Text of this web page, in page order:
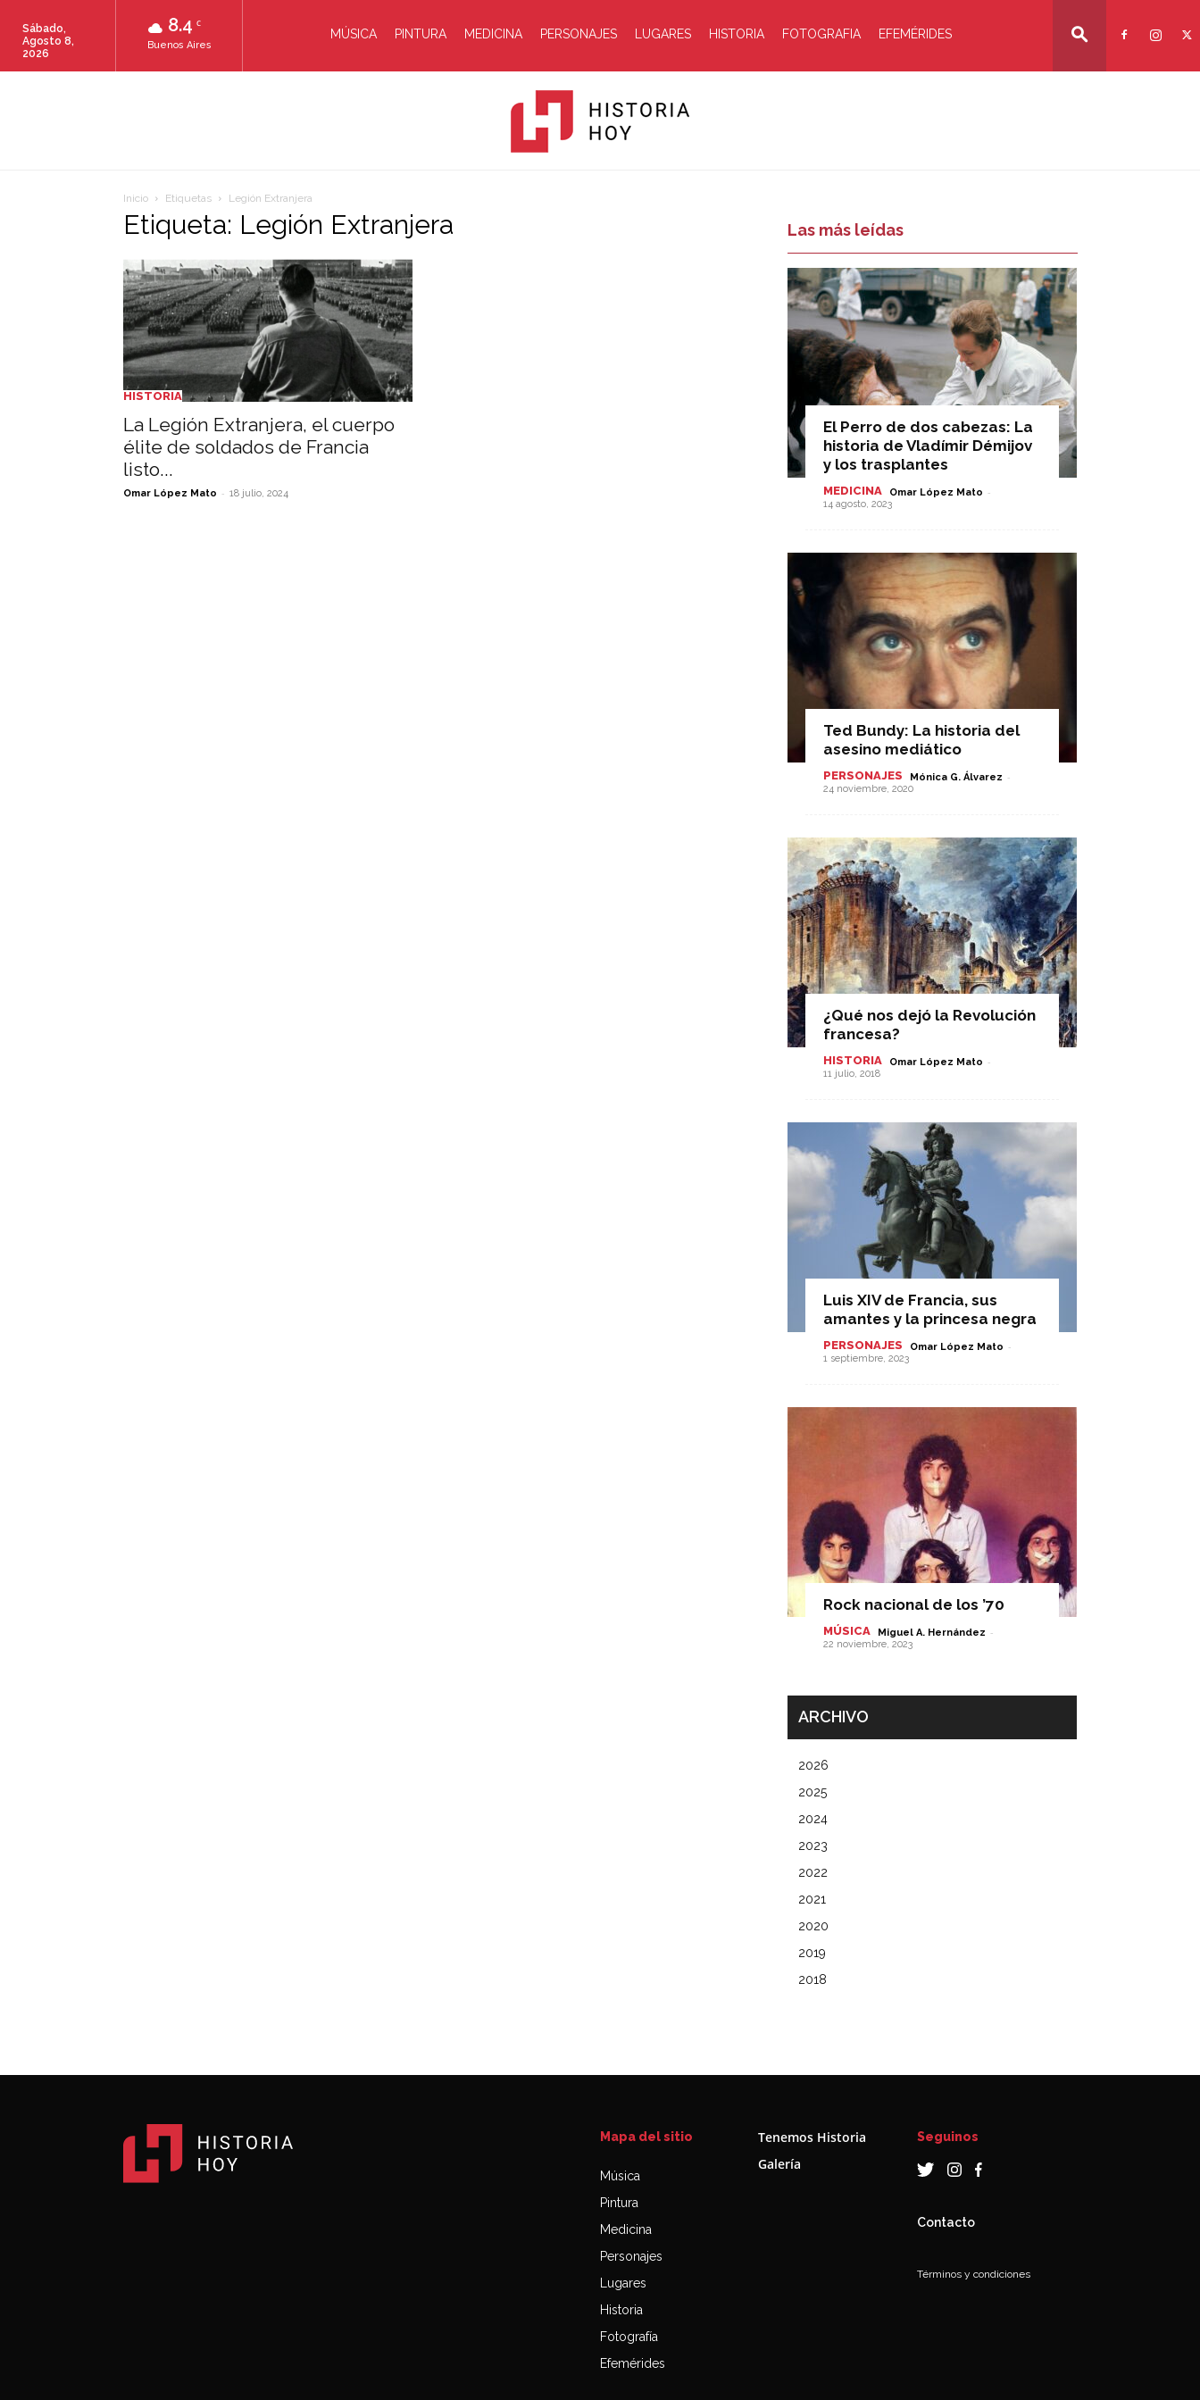
8.4 C
Buenos Aires
Sábado,
Agosto 8,
2026
MÚSICA PINTURA MEDICINA PERSONAJES LUGARES HISTORIA FOTOGRAFIA EFEMÉRIDES
Inicio Etiquetas Legión Extranjera
Etiqueta: Legión Extranjera
HISTORIA
La Legión Extranjera, el cuerpo
élite de soldados de Francia
listo...
Omar López Mato - 18 julio, 2024
Las más leídas
El Perro de dos cabezas: La
historia de Vladímir Démijov
y los trasplantes
MEDICINA Omar López Mato -
14 agosto, 2023
Ted Bundy: La historia del
asesino mediático
PERSONAJES Mónica G. Álvarez -
24 noviembre, 2020
¿Qué nos dejó la Revolución
francesa?
HISTORIA Omar López Mato -
11 julio, 2018
Luis XIV de Francia, sus
amantes y la princesa negra
PERSONAJES Omar López Mato -
1 septiembre, 2023
Rock nacional de los ’70
MÚSICA Miguel A. Hernández -
22 noviembre, 2023
ARCHIVO
2026
2025
2024
2023
2022
2021
2020
2019
2018
Mapa del sitio
Música
Pintura
Medicina
Personajes
Lugares
Historia
Fotografía
Efemérides
Tenemos Historia
Galería
Seguinos
Contacto
Términos y condiciones